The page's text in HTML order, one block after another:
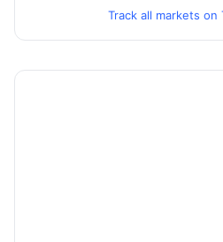
Track all markets on